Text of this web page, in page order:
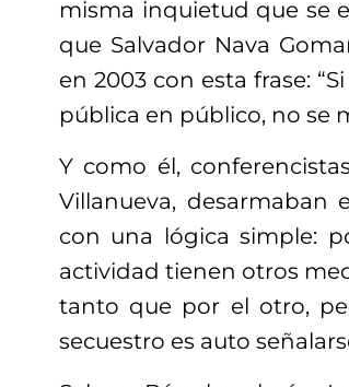
misma inquietud que se
que Salvador Nava
en 2003 con esta frase:
pública en público, no se
Y como él,
Villanueva, desarmaban
con una lógica simple:
actividad tienen otros
tanto que por el otro,
secuestro es auto